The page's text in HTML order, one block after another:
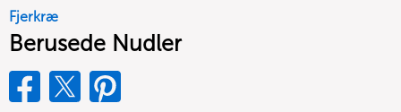
Fjerkræ
Berusede Nudler